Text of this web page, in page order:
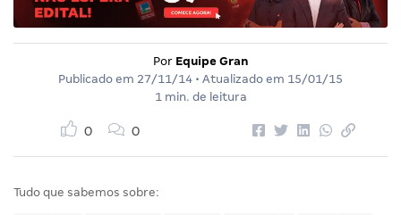
Por Equipe Gran
Publicado em 27/11/14 • Atualizado em 15/01/15
1 min. de leitura
0 0
Tudo que sabemos sobre: